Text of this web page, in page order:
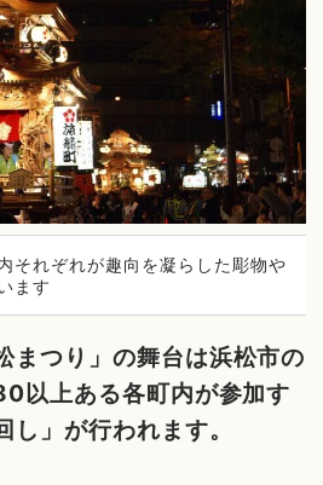
それぞれが趣向を凝らした彫物や
ます
まつり」の舞台は浜松市の
以上ある各町内が参加す
」が行われます。